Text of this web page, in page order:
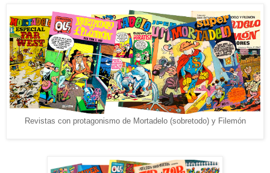
Revistas con protagonismo de Mortadelo (sobretodo) y Filemón